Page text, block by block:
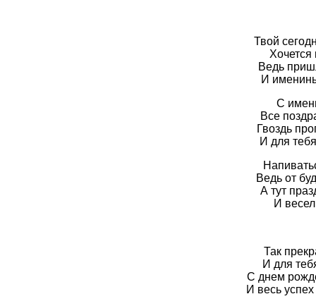
Твой
Хочется
Ведь
И
С
Все
Гвоздь
И для
Ведь от
А тут
И
Так
И для
С днем
И весь